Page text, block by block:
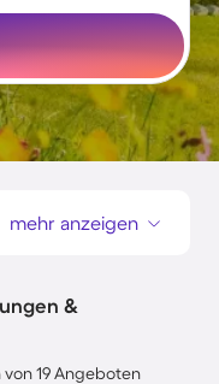
mehr anzeigen
&
19 Angeboten